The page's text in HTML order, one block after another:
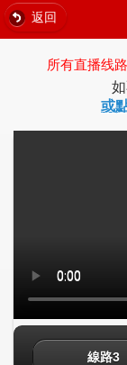
返回
所有直播线
或
線路3